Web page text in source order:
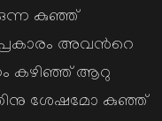
കുഞ്ഞ്
അവന്‍റെ
കഴിഞ്ഞ് ആറു
ശേഷമോ കുഞ്ഞ്